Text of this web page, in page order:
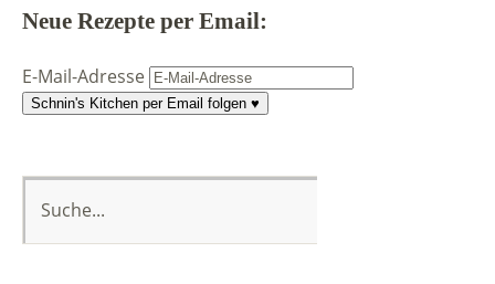
Neue Rezepte per Email:
E-Mail-Adresse
Schnin's Kitchen per Email folgen ♥